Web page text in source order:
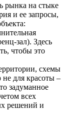
рынка на стыке
и ее запросы,
зал). Здесь
чтобы это
схемы
для красоты –
задуманное
всех
решений и